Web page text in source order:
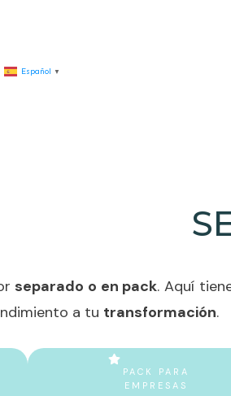
Español ▼
separado o en pack. Aquí
a tu transformación.
PACK PARA
EMPRESAS